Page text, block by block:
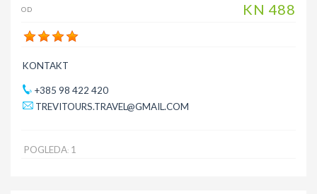
OD KN 488
KONTAKT
+385 98 422 420
TREVITOURS.TRAVEL@GMAIL.COM
POGLEDA: 1